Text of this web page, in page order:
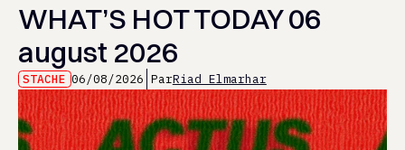
WHAT’S HOT TODAY 06
august 2026
STACHE 06/08/2026 ParRiad Elmarhar